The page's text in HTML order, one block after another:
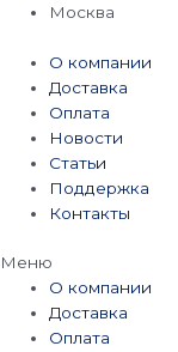
Перейти
содержимому
Москва
О компании
Доставка
Оплата
Новости
Статьи
Поддержка
Контакты
Меню
О компании
Доставка
Оплата